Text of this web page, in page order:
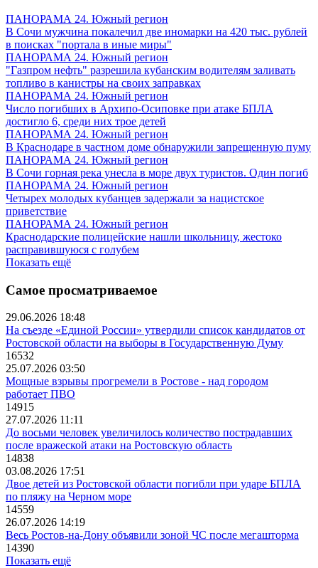
ПАНОРАМА 24. Южный регион
В Сочи мужчина покалечил две иномарки на 420 тыс. рублей
в поисках "портала в иные миры"
ПАНОРАМА 24. Южный регион
"Газпром нефть" разрешила кубанским водителям заливать
топливо в канистры на своих заправках
ПАНОРАМА 24. Южный регион
Число погибших в Архипо-Осиповке при атаке БПЛА
достигло 6, среди них трое детей
ПАНОРАМА 24. Южный регион
В Краснодаре в частном доме обнаружили запрещенную пуму
ПАНОРАМА 24. Южный регион
В Сочи горная река унесла в море двух туристов. Один погиб
ПАНОРАМА 24. Южный регион
Четырех молодых кубанцев задержали за нацистское
приветствие
ПАНОРАМА 24. Южный регион
Краснодарские полицейские нашли школьницу, жестоко
расправившуюся с голубем
Показать ещё
Самое просматриваемое
29.06.2026 18:48
На съезде «Единой России» утвердили список кандидатов от
Ростовской области на выборы в Государственную Думу
16532
25.07.2026 03:50
Мощные взрывы прогремели в Ростове - над городом
работает ПВО
14915
27.07.2026 11:11
До восьми человек увеличилось количество пострадавших
после вражеской атаки на Ростовскую область
14838
03.08.2026 17:51
Двое детей из Ростовской области погибли при ударе БПЛА
по пляжу на Черном море
14559
26.07.2026 14:19
Весь Ростов-на-Дону объявили зоной ЧС после мегашторма
14390
Показать ещё